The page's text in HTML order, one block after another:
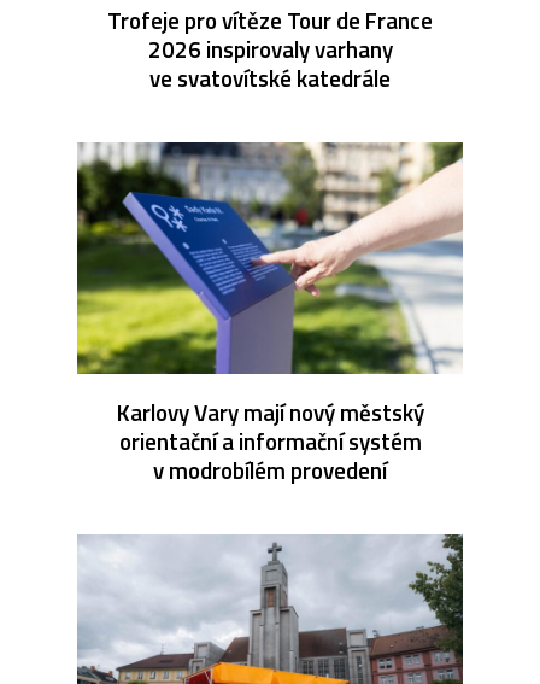
Trofeje pro vítěze Tour de France
2026 inspirovaly varhany
ve svatovítské katedrále
Karlovy Vary mají nový městský
orientační a informační systém
v modrobílém provedení